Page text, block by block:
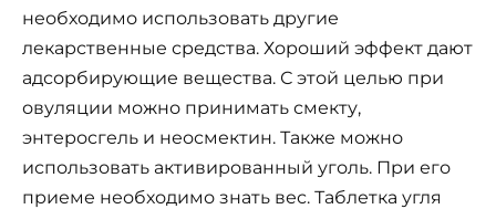
необходимо использовать другие
лекарственные средства. Хороший эффект дают
адсорбирующие вещества. С этой целью при
овуляции можно принимать смекту,
энтеросгель и неосмектин. Также можно
использовать активированный уголь. При его
приеме необходимо знать вес. Таблетка угля